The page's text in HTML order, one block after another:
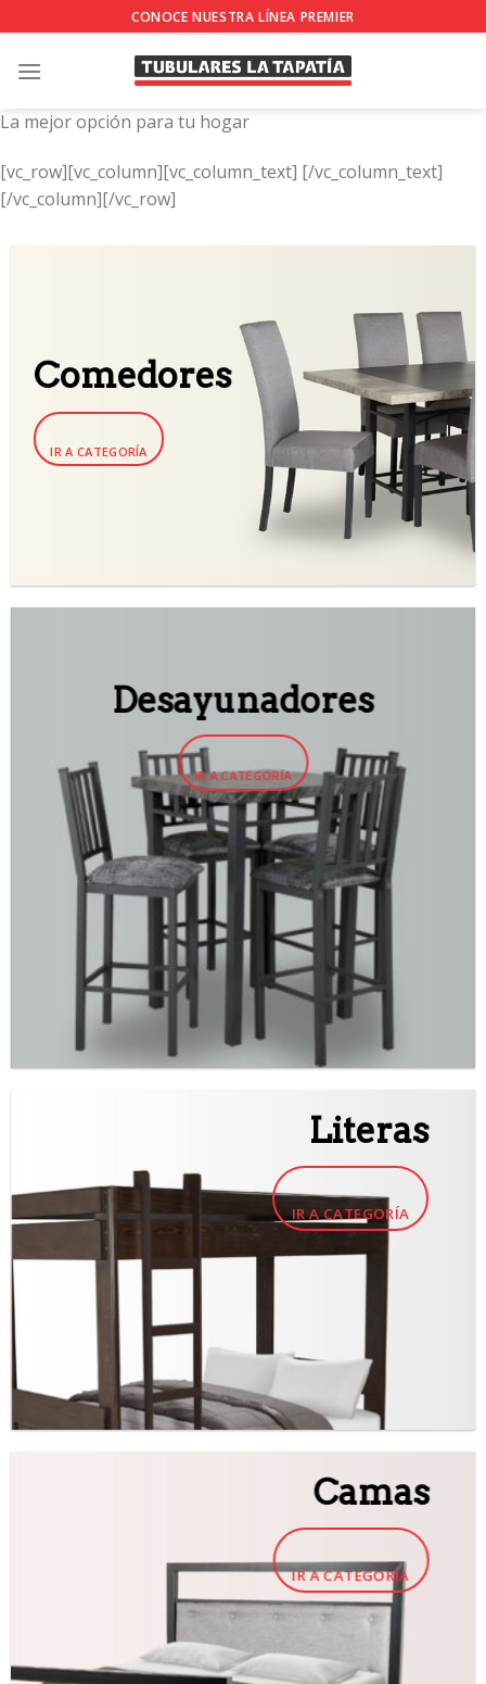
to
content
CONOCE NUESTRA LÍNEA PREMIER
La mejor opción para tu hogar
[vc_row][vc_column][vc_column_text] [/vc_column_text]
[/vc_column][/vc_row]
Comedores
IR A CATEGORÍA
Desayunadores
IR A CATEGORÍA
Literas
IR A CATEGORÍA
Camas
IR A CATEGORÍA